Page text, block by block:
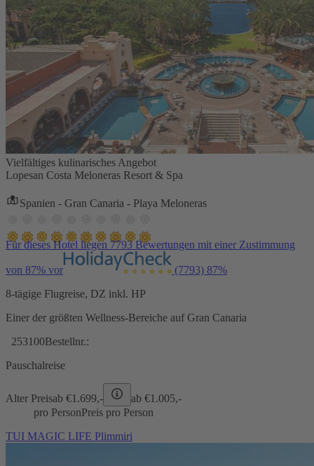
Vielfältiges kulinarisches Angebot
Lopesan Costa Meloneras Resort & Spa
Spanien - Gran Canaria - Playa Meloneras
Für dieses Hotel liegen 7793 Bewertungen mit einer Zustimmung
von 87% vor (7793) 87%
8-tägige Flugreise, DZ inkl. HP
Einer der größten Wellness-Bereiche auf Gran Canaria
253100Bestellnr.:
Pauschalreise
Alter Preisab €1.699,- ab €1.005,-
pro PersonPreis pro Person
TUI MAGIC LIFE Plimmiri